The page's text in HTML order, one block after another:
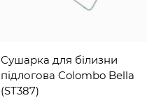
Сушарка для білизни
підлогова Colombo Bella
(ST387)